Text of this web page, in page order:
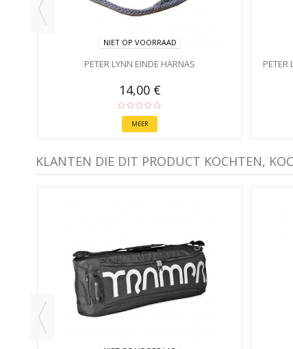
NIET OP VOORRAAD
PETER LYNN EINDE HARNAS
14,00 €
MEER
PETER
KLANTEN DIE DIT PRODUCT KOCHTEN,